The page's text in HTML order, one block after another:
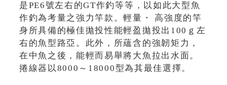
是PE6號左右的GT作釣等等，以如此大型魚
作釣為考量之強力竿款。輕量・ 高強度的竿
身所具備的極佳拋投性能輕盈拋投出100ｇ左
右的魚型路亞。此外，所蘊含的強韌矩力，
在中魚之後，能輕而易舉將大魚拉出水面。
捲線器以8000～18000型為其最佳選擇。